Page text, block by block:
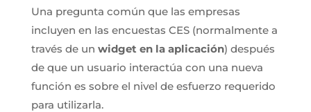
Una pregunta común que las empresas
incluyen en las encuestas CES (normalmente a
través de un widget en la aplicación) después
de que un usuario interactúa con una nueva
función es sobre el nivel de esfuerzo requerido
para utilizarla.